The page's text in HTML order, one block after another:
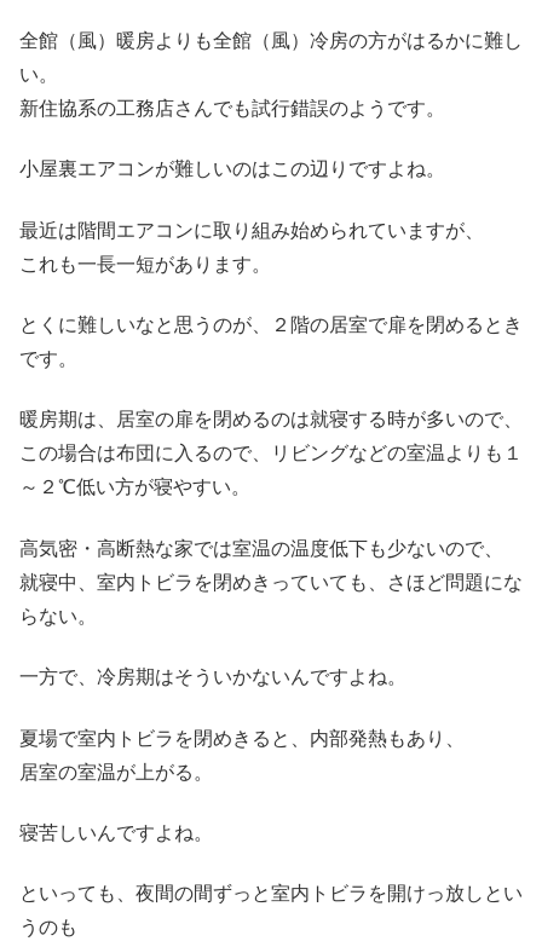
全館（風）暖房よりも全館（風）冷房の方がはるかに難し
い。
新住協系の工務店さんでも試行錯誤のようです。
小屋裏エアコンが難しいのはこの辺りですよね。
最近は階間エアコンに取り組み始められていますが、
これも一長一短があります。
とくに難しいなと思うのが、２階の居室で扉を閉めるとき
です。
暖房期は、居室の扉を閉めるのは就寝する時が多いので、
この場合は布団に入るので、リビングなどの室温よりも１
～２℃低い方が寝やすい。
高気密・高断熱な家では室温の温度低下も少ないので、
就寝中、室内トビラを閉めきっていても、さほど問題にな
らない。
一方で、冷房期はそういかないんですよね。
夏場で室内トビラを閉めきると、内部発熱もあり、
居室の室温が上がる。
寝苦しいんですよね。
といっても、夜間の間ずっと室内トビラを開けっ放しとい
うのも